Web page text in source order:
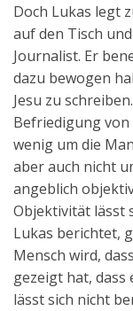
Doch Lukas legt
auf den Tisch
Journalist. Er
dazu bewogen
Jesu zu
Befriedigung
wenig um die
aber auch nicht
angeblich
Objektivität lässt
Lukas berichtet,
Mensch wird,
gezeigt hat,
lässt sich nicht